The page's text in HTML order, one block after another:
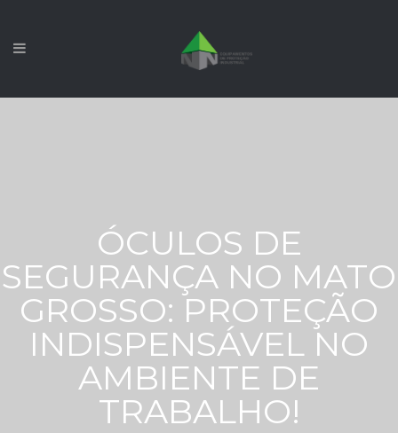
ÓCULOS DE
SEGURANÇA NO MATO
GROSSO: PROTEÇÃO
INDISPENSÁVEL NO
AMBIENTE DE
TRABALHO!